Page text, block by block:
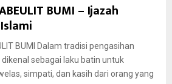
BUMI – Ijazah
BUMI Dalam tradisi pengasihan
sebagai laku batin untuk
simpati, dan kasih dari orang yang